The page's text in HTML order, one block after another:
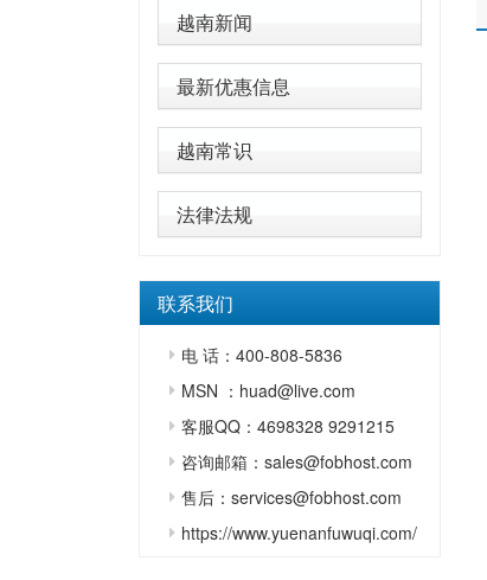
越南新闻
最新优惠信息
越南常识
法律法规
联系我们
电 话：400-808-5836
MSN ：huad@live.com
客服QQ：4698328 9291215
咨询邮箱：sales@fobhost.com
售后：services@fobhost.com
https://www.yuenanfuwuqi.com/